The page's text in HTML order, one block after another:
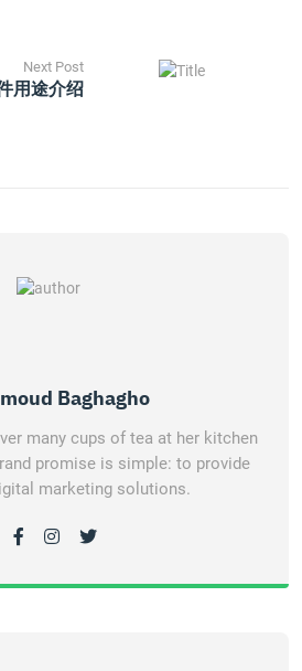
Next Post
用途介绍
Baghagho
many cups of tea at her kitchen
promise is simple: to provide
marketing solutions.